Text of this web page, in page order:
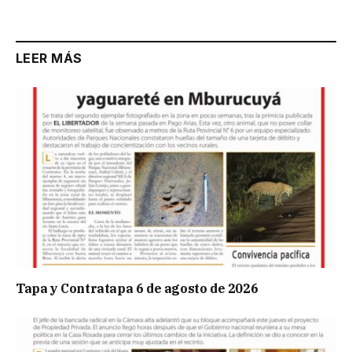
LEER MÁS
Tapa y Contratapa 6 de agosto de 2026